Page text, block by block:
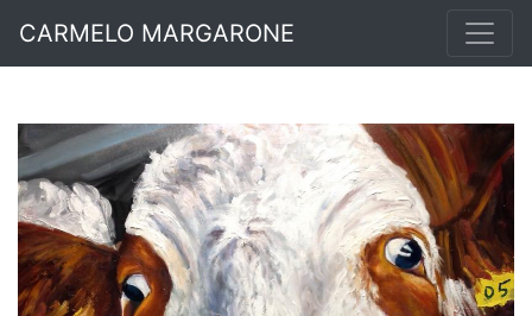
CARMELO MARGARONE